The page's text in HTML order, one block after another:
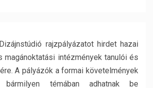
rajzpályázatot hirdet hazai
magánoktatási intézmények tanulói és
A pályázók a formai követelmények
bármilyen témában adhatnak be